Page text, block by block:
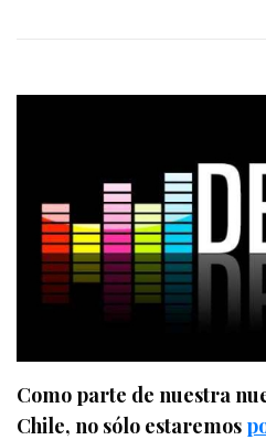
Como parte de nuestra
Chile, no sólo estaremos